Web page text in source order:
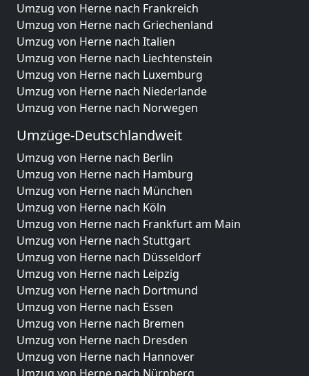
Umzug von Herne nach Frankreich
Umzug von Herne nach Griechenland
Umzug von Herne nach Italien
Umzug von Herne nach Liechtenstein
Umzug von Herne nach Luxemburg
Umzug von Herne nach Niederlande
Umzug von Herne nach Norwegen
Umzüge-Deutschlandweit
Umzug von Herne nach Berlin
Umzug von Herne nach Hamburg
Umzug von Herne nach München
Umzug von Herne nach Köln
Umzug von Herne nach Frankfurt am Main
Umzug von Herne nach Stuttgart
Umzug von Herne nach Düsseldorf
Umzug von Herne nach Leipzig
Umzug von Herne nach Dortmund
Umzug von Herne nach Essen
Umzug von Herne nach Bremen
Umzug von Herne nach Dresden
Umzug von Herne nach Hannover